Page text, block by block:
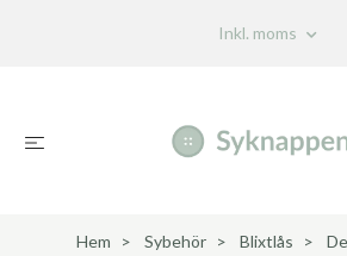
Inkl. moms
Hem Sybehör Blixtlås